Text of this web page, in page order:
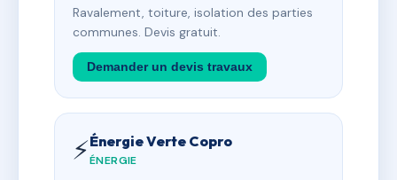
Ravalement, toiture, isolation des parties
communes. Devis gratuit.
Demander un devis travaux
⚡Énergie Verte Copro
ÉNERGIE